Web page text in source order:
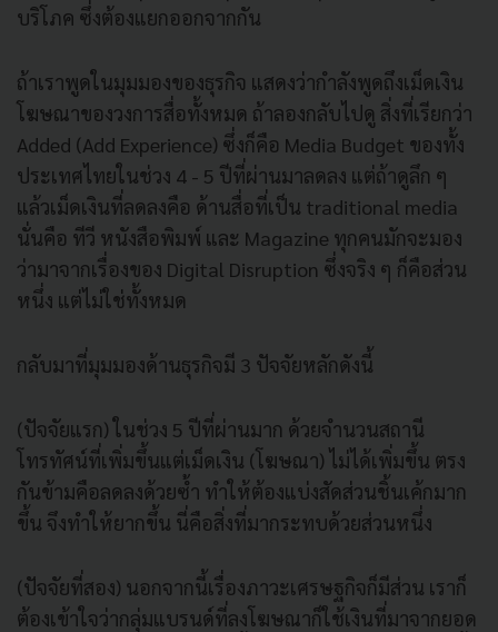
บริโภค ซึ่งต้องแยกออกจากกัน
ถ้าเราพูดในมุมมองของธุรกิจ แสดงว่ากำลังพูดถึงเม็ดเงิน
โฆษณาของวงการสื่อทั้งหมด ถ้าลองกลับไปดู สิ่งที่เรียกว่า
Added (Add Experience) ซึ่งก็คือ Media Budget ของทั้ง
ประเทศไทยในช่วง 4 - 5 ปีที่ผ่านมาลดลง แต่ถ้าดูลึก ๆ
แล้วเม็ดเงินที่ลดลงคือ ด้านสื่อที่เป็น traditional media
นั่นคือ ทีวี หนังสือพิมพ์ และ Magazine ทุกคนมักจะมอง
ว่ามาจากเรื่องของ Digital Disruption ซึ่งจริง ๆ ก็คือส่วน
หนึ่ง แต่ไม่ใช่ทั้งหมด
กลับมาที่มุมมองด้านธุรกิจมี 3 ปัจจัยหลักดังนี้
(ปัจจัยแรก) ในช่วง 5 ปีที่ผ่านมาก ด้วยจำนวนสถานี
โทรทัศน์ที่เพิ่มขึ้นแต่เม็ดเงิน (โฆษณา) ไม่ได้เพิ่มขึ้น ตรง
กันข้ามคือลดลงด้วยซ้ำ ทำให้ต้องแบ่งสัดส่วนชิ้นเค้กมาก
ขึ้น จึงทำให้ยากขึ้น นี่คือสิ่งที่มากระทบด้วยส่วนหนึ่ง
(ปัจจัยที่สอง) นอกจากนี้เรื่องภาวะเศรษฐกิจก็มีส่วน เราก็
ต้องเข้าใจว่ากลุ่มแบรนด์ที่ลงโฆษณาก็ใช้เงินที่มาจากยอด